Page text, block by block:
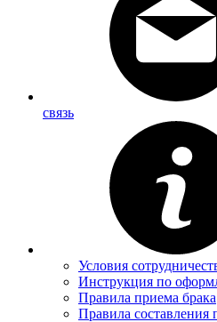
связь
Условия
Инструкция по
Правила приема брака
Правила составления